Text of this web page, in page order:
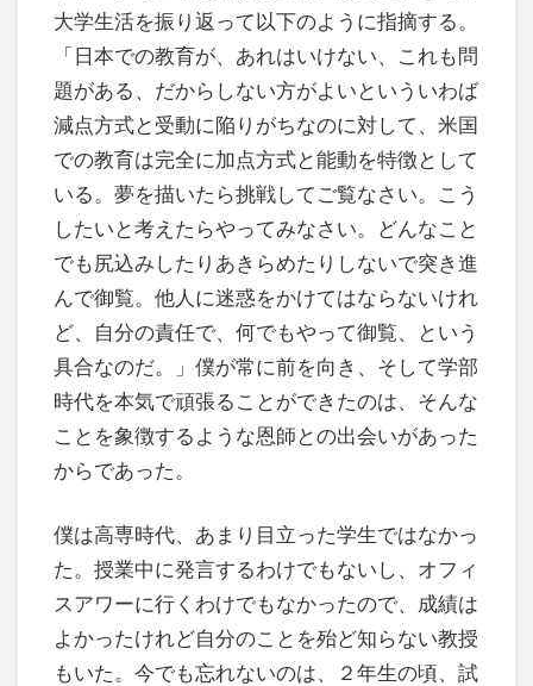
大学生活を振り返って以下のように指摘する。
「日本での教育が、あれはいけない、これも問
題がある、だからしない方がよいといういわば
減点方式と受動に陥りがちなのに対して、米国
での教育は完全に加点方式と能動を特徴として
いる。夢を描いたら挑戦してご覧なさい。こう
したいと考えたらやってみなさい。どんなこと
でも尻込みしたりあきらめたりしないで突き進
んで御覧。他人に迷惑をかけてはならないけれ
ど、自分の責任で、何でもやって御覧、という
具合なのだ。」僕が常に前を向き、そして学部
時代を本気で頑張ることができたのは、そんな
ことを象徴するような恩師との出会いがあった
からであった。
僕は高専時代、あまり目立った学生ではなかっ
た。授業中に発言するわけでもないし、オフィ
スアワーに行くわけでもなかったので、成績は
よかったけれど自分のことを殆ど知らない教授
もいた。今でも忘れないのは、２年生の頃、試